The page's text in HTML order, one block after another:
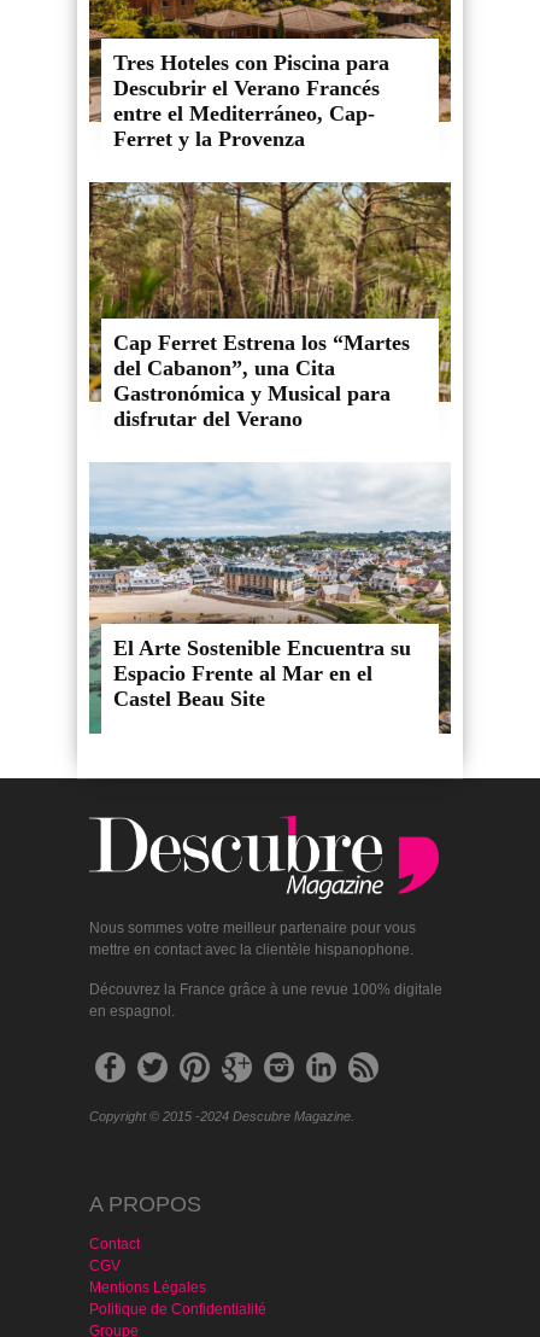
Tres Hoteles con Piscina para
Descubrir el Verano Francés
entre el Mediterráneo, Cap-
Ferret y la Provenza
Cap Ferret Estrena los “Martes
del Cabanon”, una Cita
Gastronómica y Musical para
disfrutar del Verano
El Arte Sostenible Encuentra su
Espacio Frente al Mar en el
Castel Beau Site
Nous sommes votre meilleur partenaire pour vous
mettre en contact avec la clientèle hispanophone.
Découvrez la France grâce à une revue 100% digitale
en espagnol.
Copyright © 2015 -2024 Descubre Magazine.
A PROPOS
Contact
CGV
Mentions Légales
Politique de Confidentialité
Groupe